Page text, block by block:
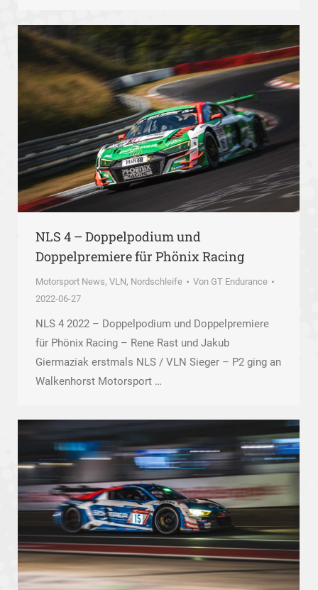
NLS 4 – Doppelpodium und
Doppelpremiere für Phönix Racing
Motorsport News, VLN, Nordschleife Von GT Endurance
2022-06-27
NLS 4 2022 – Doppelpodium und Doppelpremiere
für Phönix Racing – Rene Rast und Jakub
Giermaziak erstmals NLS / VLN Sieger – P2 ging an
Walkenhorst Motorsport …